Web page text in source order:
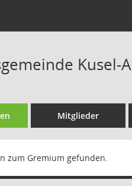
Kusel-
Mitglieder
zum Gremium gefunden.